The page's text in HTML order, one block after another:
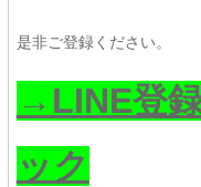
是非ご登録ください。
→LINE登
ック